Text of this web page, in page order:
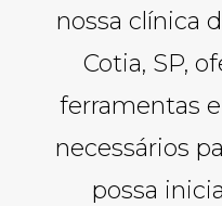
nossa clínica
Cotia, SP,
ferramentas
necessários
possa